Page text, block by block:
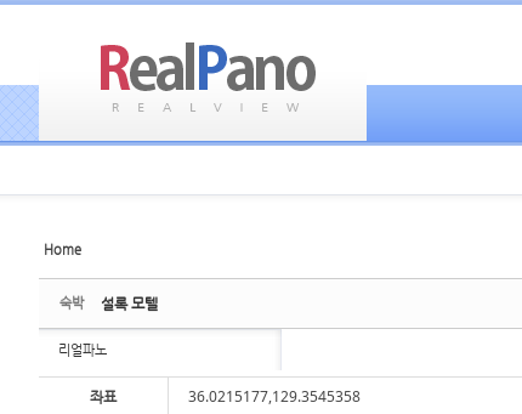
Home
숙박 설록 모텔
리얼파노
좌표
36.0215177,129.3545358
Sketchbook5, 스케치북5
Sketchbook5, 스케치북5